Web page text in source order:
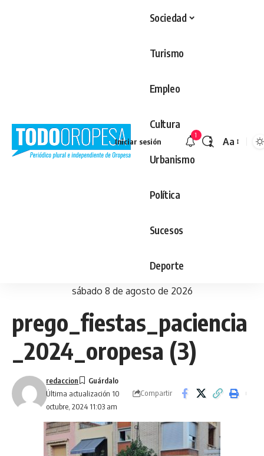
Sociedad
Turismo
Empleo
Cultura
Urbanismo
Política
Sucesos
Deporte
Iniciar sesión
1
Aa
sábado 8 de agosto de 2026
prego_fiestas_paciencia
_2024_oropesa (3)
Última actualización 10
octubre, 2024 11:03 am
redaccion
Compartir